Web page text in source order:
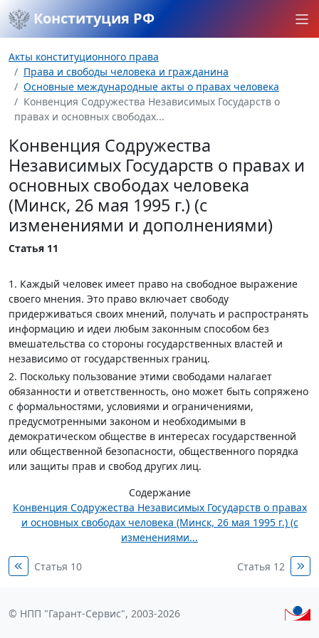
Конституция РФ
Акты конституционного права
Права и свободы человека и гражданина
Основные международные акты о правах человека
Конвенция Содружества Независимых Государств о
правах и основных свободах...
Конвенция Содружества
Независимых Государств о правах и
основных свободах человека
(Минск, 26 мая 1995 г.) (с
изменениями и дополнениями)
Статья 11
1. Каждый человек имеет право на свободное выражение
своего мнения. Это право включает свободу
придерживаться своих мнений, получать и распространять
информацию и идеи любым законным способом без
вмешательства со стороны государственных властей и
независимо от государственных границ.
2. Поскольку пользование этими свободами налагает
обязанности и ответственность, оно может быть сопряжено
с формальностями, условиями и ограничениями,
предусмотренными законом и необходимыми в
демократическом обществе в интересах государственной
или общественной безопасности, общественного порядка
или защиты прав и свобод других лиц.
Содержание
Конвенция Содружества Независимых Государств о правах
и основных свободах человека (Минск, 26 мая 1995 г.) (с
изменениями...
Статья 10 Статья 12
© НПП "Гарант-Сервис", 2003-2026